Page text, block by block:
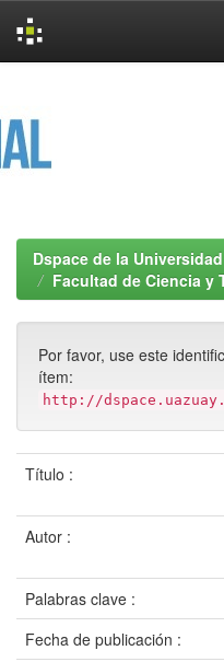
Dspace de la
Facultad de Ciencia y
Por favor, use este
ítem:
http://
Título :
Autor :
Palabras clave :
Fecha de publicación :